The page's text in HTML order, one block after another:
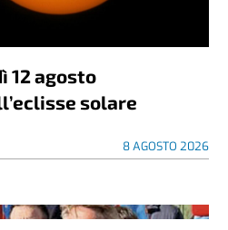
12 agosto
solare
8 AGOSTO 2026